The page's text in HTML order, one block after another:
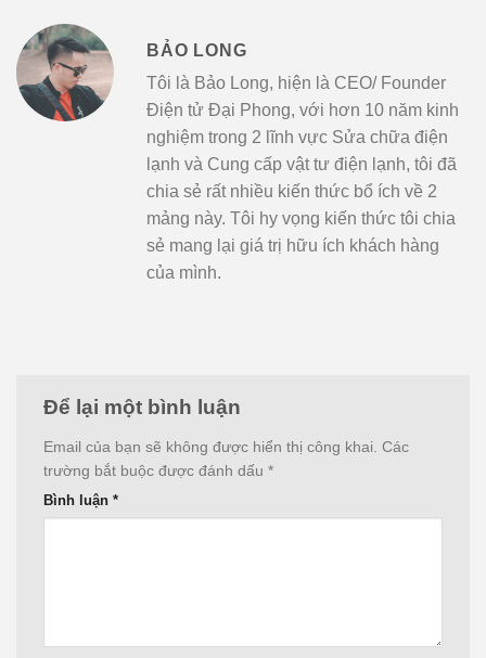
BẢO LONG
Tôi là Bảo Long, hiện là CEO/ Founder
Điện tử Đại Phong, với hơn 10 năm kinh
nghiệm trong 2 lĩnh vực Sửa chữa điện
lạnh và Cung cấp vật tư điện lạnh, tôi đã
chia sẻ rất nhiều kiến thức bổ ích về 2
mảng này. Tôi hy vọng kiến thức tôi chia
sẻ mang lại giá trị hữu ích khách hàng
của mình.
Để lại một bình luận
Email của bạn sẽ không được hiển thị công khai. Các
trường bắt buộc được đánh dấu *
Bình luận *